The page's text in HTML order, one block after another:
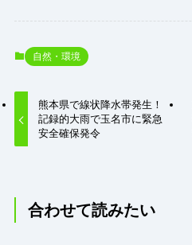
自然・環境
熊本県で線状降水帯発生！
記録的大雨で玉名市に緊急
安全確保発令
合わせて読みたい